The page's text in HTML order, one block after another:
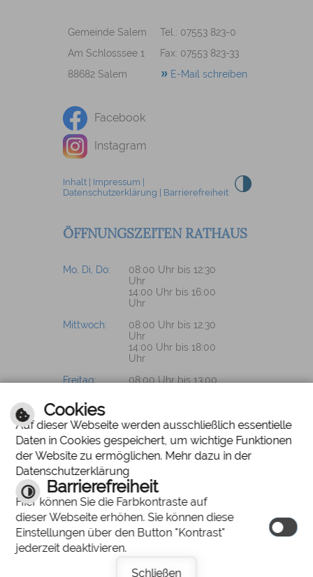
Gemeinde Salem
Tel.: 07553 823-0
Am Schlosssee 1
Fax: 07553 823-33
88682 Salem
E-Mail schreiben
Facebook
Instagram
Inhalt| Impressum
Datenschutzerklärung
Barrierefreiheit
ÖFFNUNGSZEITEN RATHAUS
Mo, Di, Do:
08:00 Uhr bis 12:30
Uhr
14:00 Uhr bis 16:00
Uhr
Mittwoch:
08:00 Uhr bis 12:30
Uhr
14:00 Uhr bis 18:00
Uhr
Freitag:
08:00 Uhr bis 13:00
PROSPEKTWÜNSCHE?
Wir senden Ihnen
gerne unsere
Unterlagen zu.
Cookies
Auf dieser Webseite werden ausschließlich essentielle
Daten in Cookies gespeichert, um wichtige Funktionen
der Website zu ermöglichen. Mehr dazu in der
Datenschutzerklärung
Barrierefreiheit
Hier können Sie die Farbkontraste auf
dieser Webseite erhöhen. Sie können diese
Einstellungen über den Button "Kontrast"
jederzeit deaktivieren.
Schließen